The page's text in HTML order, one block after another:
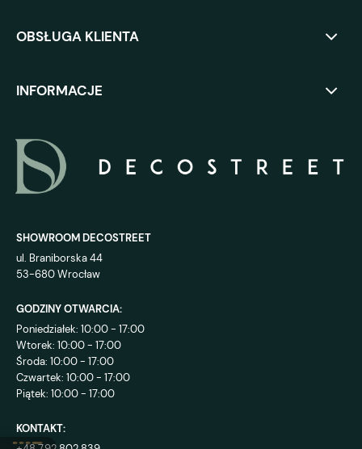
OBSŁUGA KLIENTA
INFORMACJE
SHOWROOM DECOSTREET
ul. Braniborska 44
53-680 Wrocław
GODZINY OTWARCIA:
Poniedziałek: 10:00 - 17:00
Wtorek: 10:00 - 17:00
Środa: 10:00 - 17:00
Czwartek: 10:00 - 17:00
Piątek: 10:00 - 17:00
KONTAKT: